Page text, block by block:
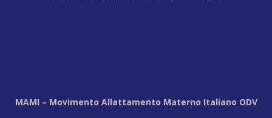
MAMI – Movimento Allattamento Materno Italiano ODV